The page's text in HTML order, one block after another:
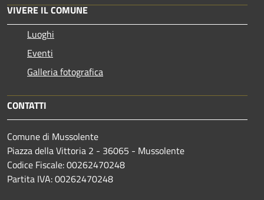
VIVERE IL COMUNE
Luoghi
Eventi
Galleria fotografica
CONTATTI
Comune di Mussolente
Piazza della Vittoria 2 - 36065 - Mussolente
Codice Fiscale: 00262470248
Partita IVA: 00262470248